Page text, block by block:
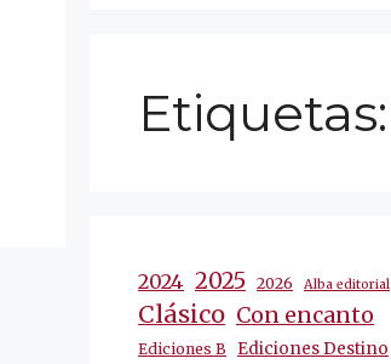
Etiquetas:
2024 2025 2026 Alba editorial
Clásico Con encanto
Ediciones B Ediciones Destino